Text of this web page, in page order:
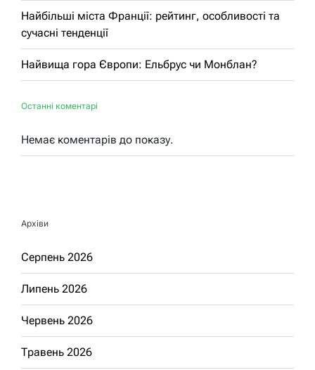
Найбільші міста Франції: рейтинг, особливості та
сучасні тенденції
Найвища гора Європи: Ельбрус чи Монблан?
Останні коментарі
Немає коментарів до показу.
Архіви
Серпень 2026
Липень 2026
Червень 2026
Травень 2026